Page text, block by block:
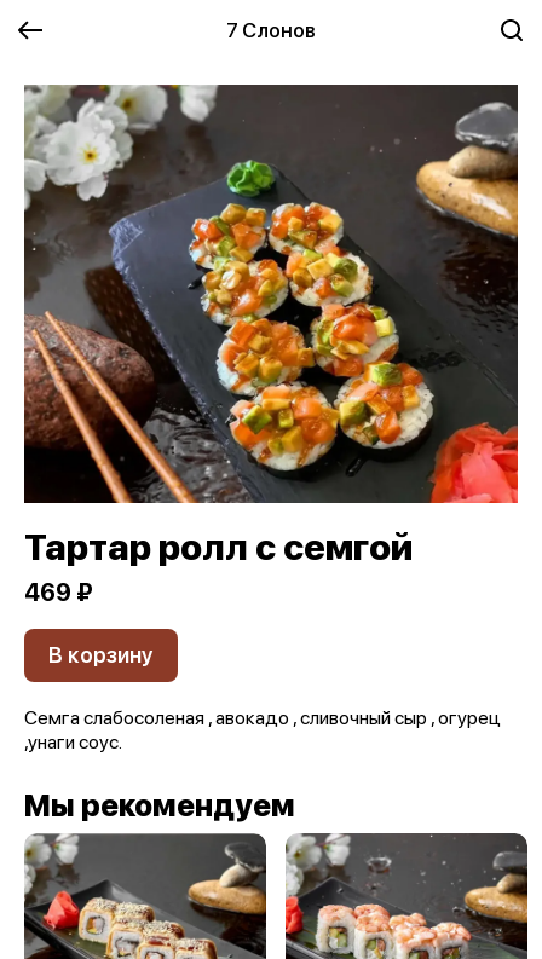
7 Слонов
Тартар ролл с семгой
469 ₽
В корзину
Семга слабосоленая , авокадо , сливочный сыр , огурец
,унаги соус.
Мы рекомендуем